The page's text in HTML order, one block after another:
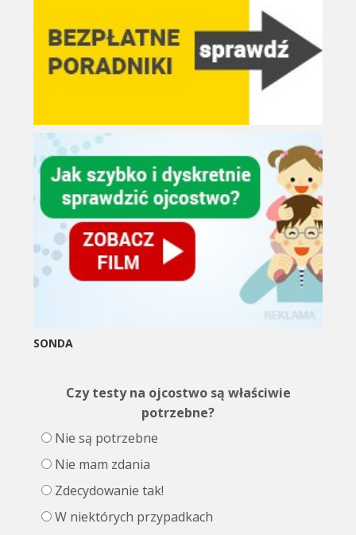
SONDA
Czy testy na ojcostwo są właściwie
potrzebne?
Nie są potrzebne
Nie mam zdania
Zdecydowanie tak!
W niektórych przypadkach